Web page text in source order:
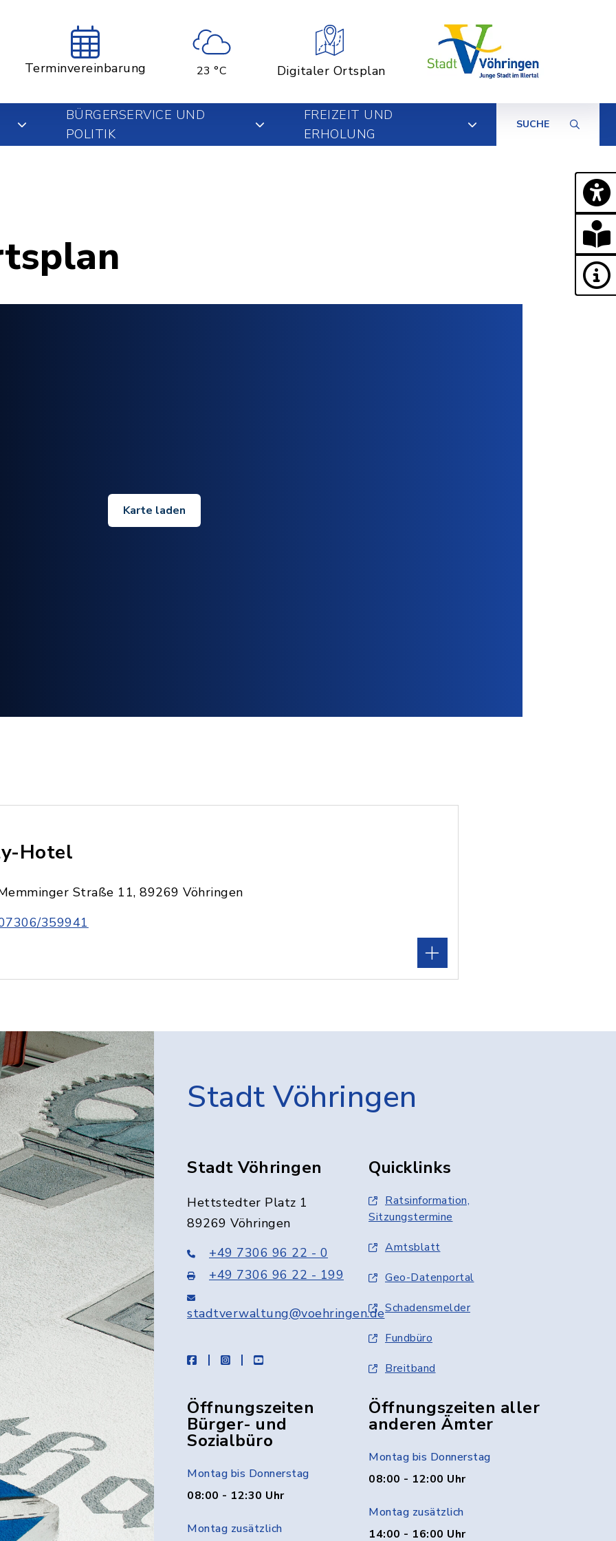
Terminvereinbarung 23 °C Digitaler Ortsplan
BÜRGERSERVICE UND
POLITIK
FREIZEIT UND
ERHOLUNG
SUCHE
Karte laden
Hotel
Straße 11, 89269 Vöhringen
359941
Stadt Vöhringen
Stadt Vöhringen
Hettstedter Platz 1
89269 Vöhringen
+49 7306 96 22 - 0
+49 7306 96 22 - 199
stadtverwaltung@voehringen.de
facebookinstagramyoutube
Quicklinks
Ratsinformation,
Sitzungstermine
Amtsblatt
Geo-Datenportal
Schadensmelder
Fundbüro
Breitband
Öffnungszeiten
Bürger- und
Sozialbüro
Montag bis Donnerstag
08:00 - 12:30 Uhr
Montag zusätzlich
Öffnungszeiten aller
anderen Ämter
Montag bis Donnerstag
08:00 - 12:00 Uhr
Montag zusätzlich
14:00 - 16:00 Uhr